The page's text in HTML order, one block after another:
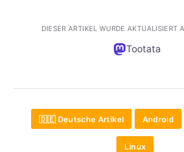
DIESER ARTIKEL WURDE AKTUALISIERT
Tootata
🇩🇪 Deutsche Artikel Android
Linux